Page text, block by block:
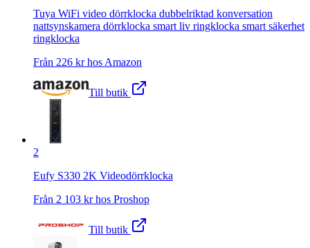
Tuya WiFi video dörrklocka dubbelriktad konversation
nattsynskamera dörrklocka smart liv ringklocka smart säkerhet
ringklocka
Från 226 kr hos Amazon
Till butik
2
Eufy S330 2K Videodörrklocka
Från 2 103 kr hos Proshop
Till butik